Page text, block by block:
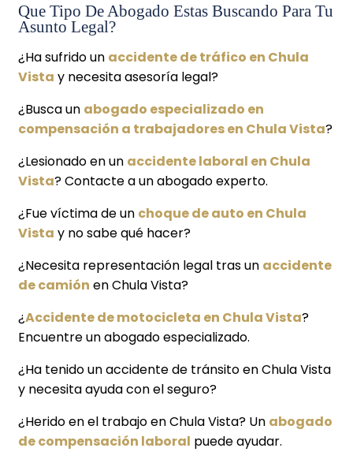
Que Tipo De Abogado Estas Buscando Para Tu
Asunto Legal?
¿Ha sufrido un accidente de tráfico en Chula
Vista y necesita asesoría legal?
¿Busca un abogado especializado en
compensación a trabajadores en Chula Vista?
¿Lesionado en un accidente laboral en Chula
Vista? Contacte a un abogado experto.
¿Fue víctima de un choque de auto en Chula
Vista y no sabe qué hacer?
¿Necesita representación legal tras un accidente
de camión en Chula Vista?
¿Accidente de motocicleta en Chula Vista?
Encuentre un abogado especializado.
¿Ha tenido un accidente de tránsito en Chula Vista
y necesita ayuda con el seguro?
¿Herido en el trabajo en Chula Vista? Un abogado
de compensación laboral puede ayudar.